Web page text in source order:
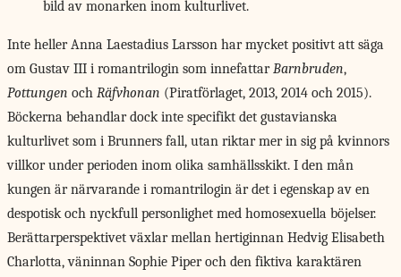
bild av monarken inom kulturlivet.
Inte heller Anna Laestadius Larsson har mycket positivt att säga
om Gustav III i romantrilogin som innefattarBarnbruden,
Pottungen och Räfvhonan (Piratförlaget, 2013, 2014 och 2015).
Böckerna behandlar dock inte specifikt det gustavianska
kulturlivet som i Brunners fall, utan riktar mer in sig på kvinnors
villkor under perioden inom olika samhällsskikt. I den mån
kungen är närvarande i romantrilogin är det i egenskap av en
despotisk och nyckfull personlighet med homosexuella böjelser.
Berättarperspektivet växlar mellan hertiginnan Hedvig Elisabeth
Charlotta, väninnan Sophie Piper och den fiktiva karaktären